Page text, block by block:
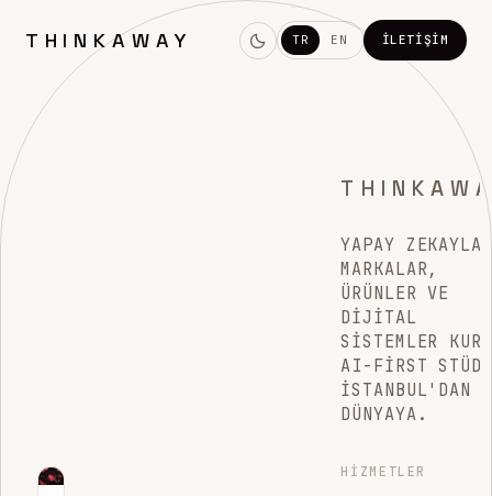
THINKAWAY TR EN İLETIŞIM
YAPAY ZEKAYLA
MARKALAR,
ÜRÜNLER VE
DIJITAL
SISTEMLER
AI-FIRST
İSTANBUL'DAN
DÜNYAYA.
HIZMETLER